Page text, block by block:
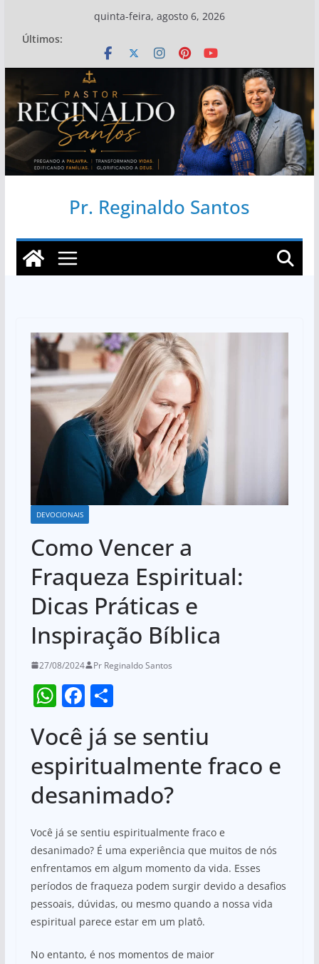
conteúdo
quinta-feira, agosto 6, 2026
Últimos:
Pr. Reginaldo Santos
DEVOCIONAIS
Como Vencer a
Fraqueza Espiritual:
Dicas Práticas e
Inspiração Bíblica
27/08/2024 Pr Reginaldo Santos
W
at
s
A
p
p
F
c
e
b
o
o
k
S
ar
e
Você já se sentiu
espiritualmente fraco e
desanimado?
Você já se sentiu espiritualmente fraco e
desanimado? É uma experiência que muitos de nós
enfrentamos em algum momento da vida. Esses
períodos de fraqueza podem surgir devido a desafios
pessoais, dúvidas, ou mesmo quando a nossa vida
espiritual parece estar em um platô.
No entanto, é nos momentos de maior